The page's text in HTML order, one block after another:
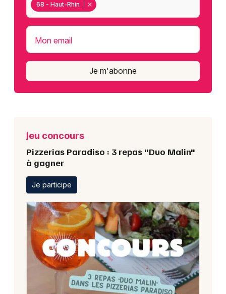
68 - Haut-Rhin
Mon email
Je m'abonne
Jeu concours
Pizzerias Paradiso : 3 repas "Duo Malin"
à gagner
Je participe